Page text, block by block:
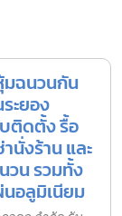
มฉนวนกัน
ะยอง
ติดตั้ง รื้อ
นั่งร้าน และ
วน รวมทั้ง
อลูมิเนียม